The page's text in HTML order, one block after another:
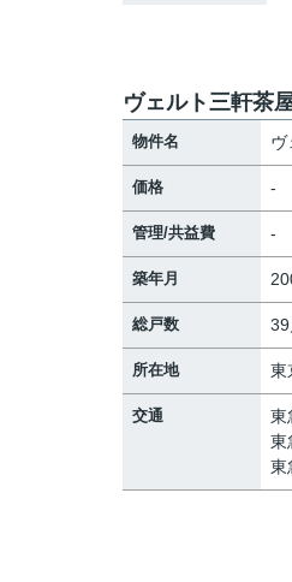
ヴェルト三軒茶
物件名 ヴ
価格 -
管理/共益費 -
築年月
総戸数 39
所在地 東
交通 東
東
東